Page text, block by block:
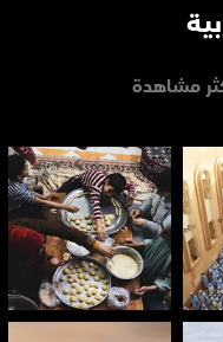
مشاهدة